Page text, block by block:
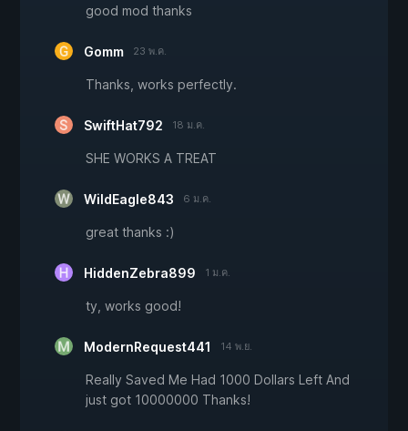
good mod thanks
Gomm 23 พ.ค.
Thanks, works perfectly.
SwiftHat792 18 ม.ค.
SHE WORKS A TREAT
WildEagle843 6 ม.ค.
great thanks :)
HiddenZebra899 1 ม.ค.
ty, works good!
ModernRequest441 14 พ.ย.
Really Saved Me Had 1000 Dollars Left And
just got 10000000 Thanks!